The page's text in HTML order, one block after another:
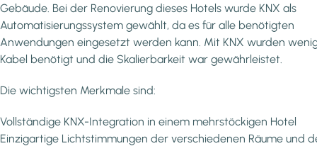
Gebäude. Bei der Renovierung dieses Hotels wurde KNX als
Automatisierungssystem gewählt, da es für alle benötigten
Anwendungen eingesetzt werden kann. Mit KNX wurden
Kabel benötigt und die Skalierbarkeit war gewährleistet.
Die wichtigsten Merkmale sind:
Vollständige KNX-Integration in einem mehrstöckigen Hotel
Einzigartige Lichtstimmungen der verschiedenen Räume und